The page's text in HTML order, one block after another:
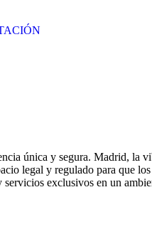
única y segura. Madrid, la
legal y regulado para que
servicios exclusivos en un